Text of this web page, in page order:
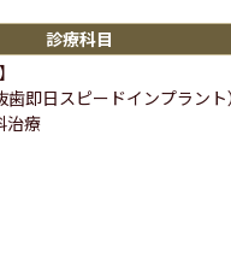
診療科目
即日スピードインプラン
治療